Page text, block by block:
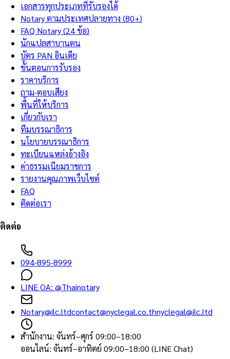
เอกสารทุกประเภทที่รับรองได้
Notary ตามประเทศปลายทาง (80+)
FAQ Notary (24 ข้อ)
นักแปลสาบานตน
บัตร PAN อินเดีย
ขั้นตอนการรับรอง
ราคาบริการ
ถาม-ตอบเสียง
พื้นที่ให้บริการ
เกี่ยวกับเรา
ทีมบรรณาธิการ
นโยบายบรรณาธิการ
ทะเบียนแหล่งอ้างอิง
ค่าธรรมเนียมราชการ
รายงานคุณภาพเว็บไซต์
FAQ
ติดต่อเรา
ติดต่อ
094-895-8999
LINE OA: @Thainotary
Notary@ilc.ltdcontact@nyclegal.co.thnyclegal@ilc.ltd
สำนักงาน: จันทร์–ศุกร์ 09:00–18:00
ออนไลน์: จันทร์–อาทิตย์ 09:00–18:00 (LINE Chat)